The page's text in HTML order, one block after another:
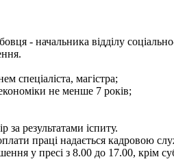
- начальника відділу
спеціаліста, магістра;
не менше 7 років;
результатами іспиту.
праці надається кадровою
у пресі з 8.00 до 17.00, крім